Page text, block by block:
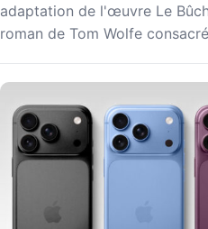
adaptation de l'œuvre Le
roman de Tom Wolfe